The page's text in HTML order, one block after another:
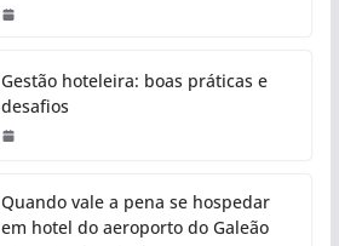
Gestão hoteleira: boas práticas e
desafios
Quando vale a pena se hospedar
em hotel do aeroporto do Galeão